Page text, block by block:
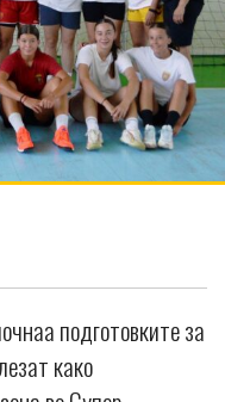
подготовките за
како